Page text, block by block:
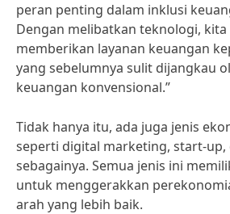
peran penting dalam inklusi
Dengan melibatkan teknologi,
memberikan layanan keuangan
yang sebelumnya sulit dijangkau
keuangan konvensional.”
Tidak hanya itu, ada juga jenis
seperti digital marketing, start-up,
sebagainya. Semua jenis ini
untuk menggerakkan
arah yang lebih baik.